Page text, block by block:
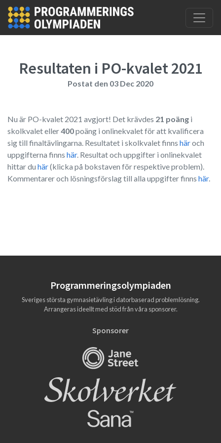
Hoppa till huvudinnehåll
Resultaten i PO-kvalet 2021
Postat den 03 Dec 2020
Nu är PO-kvalet 2021 avgjort! Det krävdes 21 poäng i
skolkvalet eller400poäng i onlinekvalet för att kvalificera
sig till finaltävlingarna. Resultatet i skolkvalet finns häroch
uppgifterna finns här. Resultat och uppgifter i onlinekvalet
hittar du här(klicka på bokstaven för respektive problem).
Kommentarer och lösningsförslag till alla uppgifter finns här.
Programmerings­olympiaden
Sveriges största gymnasietävling i datorbaserad problemlösning.
Arrangeras ideellt med stöd från våra sponsorer.
Sponsorer